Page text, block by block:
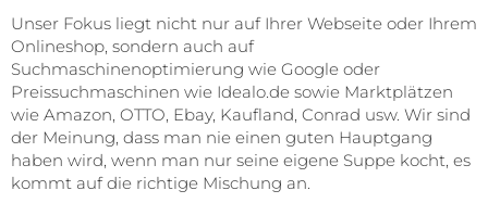
Unser Fokus liegt nicht nur auf Ihrer Webseite oder Ihrem
Onlineshop, sondern auch auf
Suchmaschinenoptimierung wie Google oder
Preissuchmaschinen wie Idealo.de sowie Marktplätzen
wie Amazon, OTTO, Ebay, Kaufland, Conrad usw. Wir sind
der Meinung, dass man nie einen guten Hauptgang
haben wird, wenn man nur seine eigene Suppe kocht, es
kommt auf die richtige Mischung an.